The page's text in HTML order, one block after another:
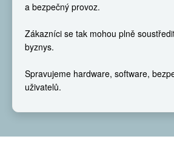
a bezpečný provoz.
Zákazníci se tak mohou plně
byznys.
Spravujeme hardware, software,
uživatelů.